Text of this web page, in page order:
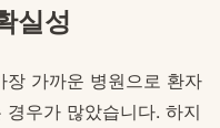
실성
가까운 병원으로 환자
우가 많았습니다. 하지